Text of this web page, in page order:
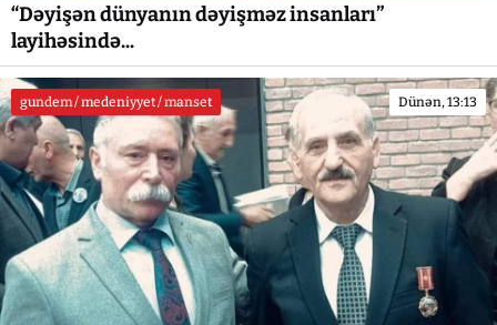
“Dəyişən dünyanın dəyişməz insanları”
layihəsində...
gundem / medeniyyet / manset Dünən, 13:13